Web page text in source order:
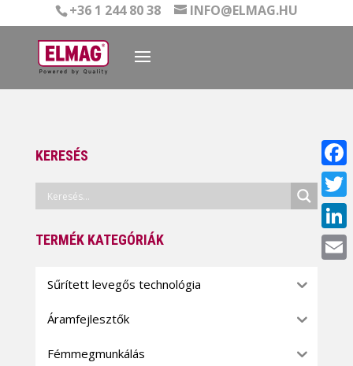
+36 1 244 80 38 INFO@ELMAG.HU
KERESÉS
TERMÉK KATEGÓRIÁK
Sűrített levegős technológia
Áramfejlesztők
Fémmegmunkálás